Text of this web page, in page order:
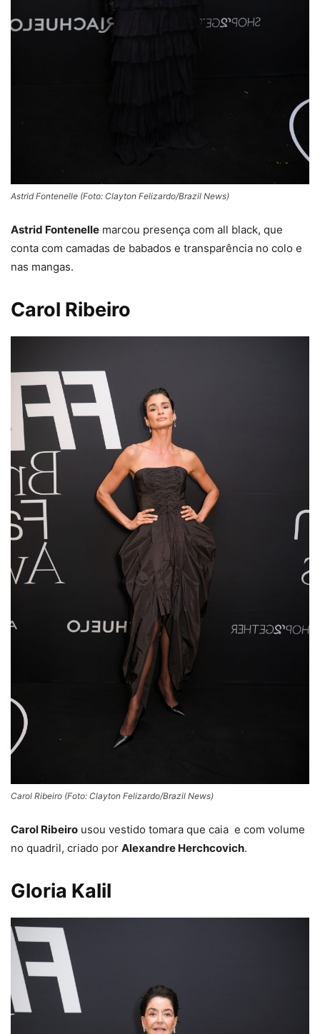
Astrid Fontenelle (Foto: Clayton Felizardo/Brazil News)
Astrid Fontenelle marcou presença com all black, que
conta com camadas de babados e transparência no colo e
nas mangas.
Carol Ribeiro
Carol Ribeiro (Foto: Clayton Felizardo/Brazil News)
Carol Ribeiro usou vestido tomara que caia e com volume
no quadril, criado por Alexandre Herchcovich.
Gloria Kalil